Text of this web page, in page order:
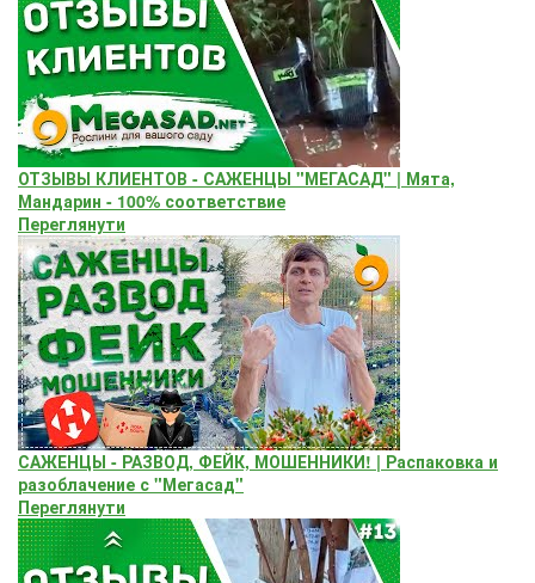
ОТЗЫВЫ КЛИЕНТОВ - САЖЕНЦЫ "МЕГАСАД" | Мята,
Мандарин - 100% соответствие
Переглянути
САЖЕНЦЫ - РАЗВОД, ФЕЙК, МОШЕННИКИ! | Распаковка и
разоблачение с "Мегасад"
Переглянути